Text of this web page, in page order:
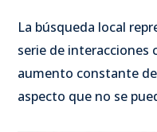
La búsqueda local
serie de interacciones
aumento constante
aspecto que no se